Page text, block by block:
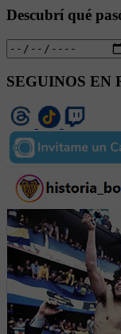
Descubrí qué
SEGUINOS EN